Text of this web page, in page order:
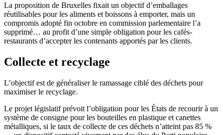
La proposition de Bruxelles fixait un objectif d’emballages
réutilisables pour les aliments et boissons à emporter, mais un
compromis adopté fin octobre en commission parlementaire l’a
supprimé… au profit d’une simple obligation pour les cafés-
restaurants d’accepter les contenants apportés par les clients.
Collecte et recyclage
L’objectif est de généraliser le ramassage ciblé des déchets pour
maximiser le recyclage.
Le projet législatif prévoit l’obligation pour les États de recourir à un
système de consigne pour les bouteilles en plastique et canettes
métalliques, si le taux de collecte de ces déchets n’atteint pas 85 %